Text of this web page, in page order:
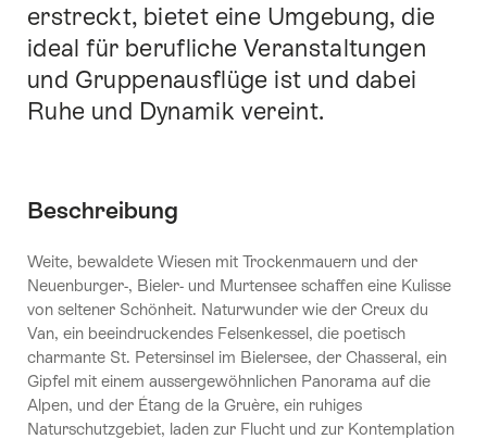
erstreckt, bietet eine Umgebung, die
ideal für berufliche Veranstaltungen
und Gruppenausflüge ist und dabei
Ruhe und Dynamik vereint.
Beschreibung
Weite, bewaldete Wiesen mit Trockenmauern und der
Neuenburger-, Bieler- und Murtensee schaffen eine Kulisse
von seltener Schönheit. Naturwunder wie der Creux du
Van, ein beeindruckendes Felsenkessel, die poetisch
charmante St. Petersinsel im Bielersee, der Chasseral, ein
Gipfel mit einem aussergewöhnlichen Panorama auf die
Alpen, und der Étang de la Gruère, ein ruhiges
Naturschutzgebiet, laden zur Flucht und zur Kontemplation